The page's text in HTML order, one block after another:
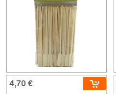
4,70 €